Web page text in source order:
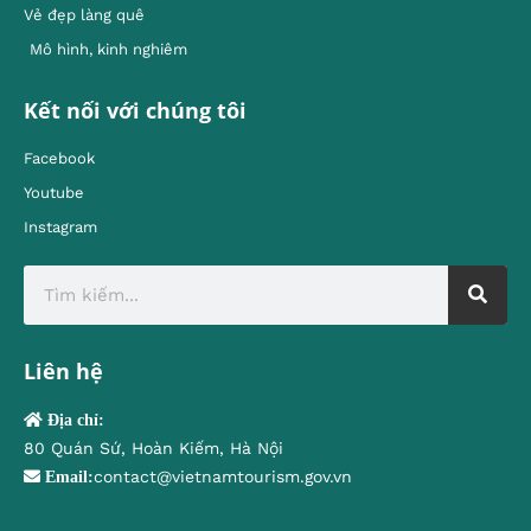
Vẻ đẹp làng quê
Mô hình, kinh nghiêm
Kết nối với chúng tôi
Facebook
Youtube
Instagram
Liên hệ
Địa chỉ:
80 Quán Sứ, Hoàn Kiếm, Hà Nội
Email:contact@vietnamtourism.gov.vn